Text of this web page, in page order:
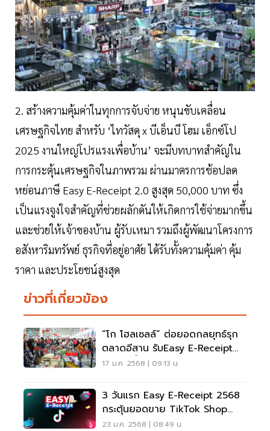
2. สร้างความคุ้มค่าในทุกการจับจ่าย หนุนขับเคลื่อน
เศรษฐกิจไทย สำหรับ ‘ไทวัสดุ x บีเอ็นบี โฮม เอ็กซ์โป
2025 งานใหญ่โปรแรงเพื่อบ้าน’ จะมีบทบาทสำคัญใน
การกระตุ้นเศรษฐกิจในภาพรวม ผ่านมาตรการช้อปลด
หย่อนภาษี Easy E-Receipt 2.0 สูงสุด 50,000 บาท ซึ่ง
เป็นแรงจูงใจสำคัญที่ช่วยผลักดันให้เกิดการใช้จ่ายมากขึ้น
และช่วยให้เจ้าของบ้าน ผู้รับเหมา รวมถึงผู้พัฒนาโครงการ
อสังหาริมทรัพย์ ธุรกิจที่อยู่อาศัย ได้รับทั้งความคุ้มค่า คุ้ม
ราคา และประโยชน์สูงสุด
ข่าวที่เกี่ยวข้อง
“โก โฮลเซลล์” ต่อยอดกลยุทธ์รุก
ตลาดอีสาน รับEasy E-Receipt
-ศก.ลุ่มน้ำโขงโต
17 ม.ค. 2568 | 09:13 น.
3 วันแรก Easy E-Receipt 2568
กระตุ้นยอดขาย TikTok Shop
คึกคัก
23 ม.ค. 2568 | 08:49 น.